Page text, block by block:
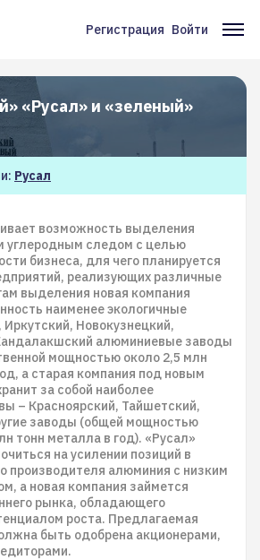
Меню
учётной
записи
Регистрация Войти
«Русал» и «зеленый»
Русал
возможность выделения
углеродным следом с целью
бизнеса, для чего планируется
реализующих различные
выделения новая компания
наименее экологичные
Новокузнецкий,
алюминиевые заводы
мощностью около 2,5 млн
а старая компания под новым
за собой наиболее
– Красноярский, Тайшетский,
заводы (общей мощностью
тонн металла в год). «Русал»
на усилении позиций в
производителя алюминия с низким
а новая компания займется
рынка, обладающего
роста. Предлагаемая
быть одобрена акционерами,